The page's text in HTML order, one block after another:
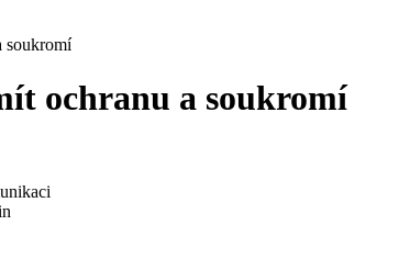
soukromí
ochranu a soukromí